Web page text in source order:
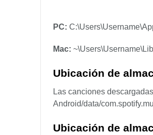
PC:
Mac:
Ubicación de
Las canciones
Android/data/
Ubicación de